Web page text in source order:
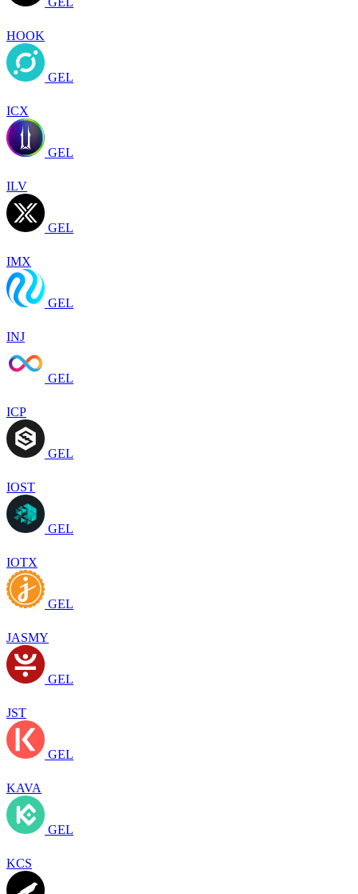
HOOK
GEL
ICX
GEL
ILV
GEL
IMX
GEL
INJ
GEL
ICP
GEL
IOST
GEL
IOTX
GEL
JASMY
GEL
JST
GEL
KAVA
GEL
KCS